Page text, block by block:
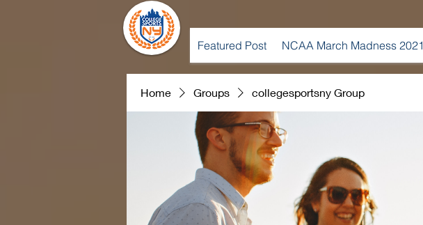
Featured Post NCAA March Madness 2021
Home Groups collegesportsny Group